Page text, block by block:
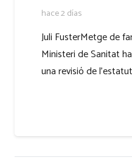
hace 2 días
Juli FusterMetge de
Ministeri de Sanitat
una revisió de